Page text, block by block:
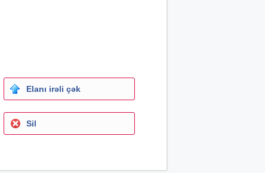
Elanı irəli çək
Sil